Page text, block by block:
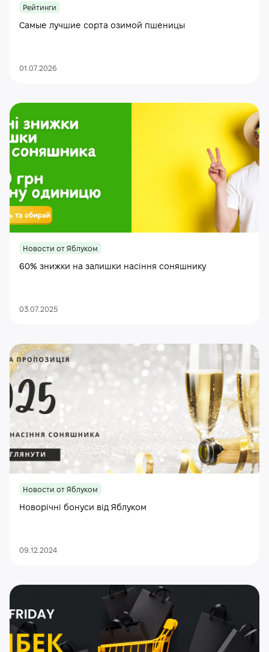
Рейтинги
Самые лучшие сорта озимой пшеницы
01.07.2026
Новости от Яблуком
60% знижки на залишки насіння соняшнику
03.07.2025
Новости от Яблуком
Новорічні бонуси від Яблуком
09.12.2024